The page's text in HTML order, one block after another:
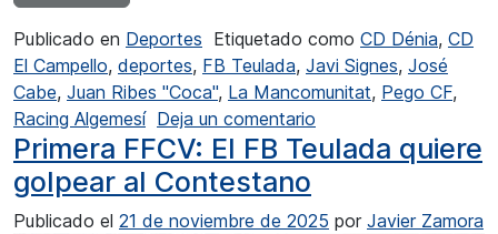
Publicado en Deportes Etiquetado como CD Dénia, CD
El Campello, deportes, FB Teulada, Javi Signes, José
Cabe, Juan Ribes "Coca", La Mancomunitat, Pego CF,
Racing Algemesí Deja un comentario
Primera FFCV: El FB Teulada quiere
golpear al Contestano
Publicado el 21 de noviembre de 2025 por Javier Zamora